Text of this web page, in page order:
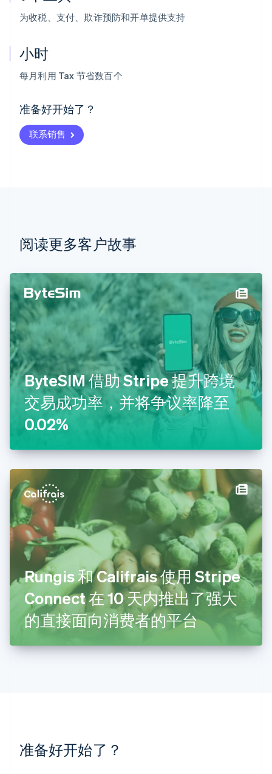
为收税、支付、欺诈预防和开单提供支持
小时
每月利用 Tax 节省数百个
准备好开始了？
联系销售
阅读更多客户故事
ByteSIM 借助 Stripe 提升跨境
交易成功率，并将争议率降至
0.02%
Rungis 和 Califrais 使用 Stripe
Connect 在 10 天内推出了强大
的直接面向消费者的平台
准备好开始了？
阿联酋
爱尔兰
爱沙尼亚
English
奥地利
Deutsch English
Nederlands Français Deutsch
波兰
丹麦
English
德国
DeutschEnglish
法国
芬兰
English Svenska
荷兰
NederlandsEnglish
加拿大
EnglishFrançais
捷克
克罗地亚
拉脱维亚
English
立陶宛
English
列支敦士登
DeutschEnglish
卢森堡
Français English
罗马尼亚
English
马尔他
English
马来西亚
English 简体中文
美国
日本
日本語English